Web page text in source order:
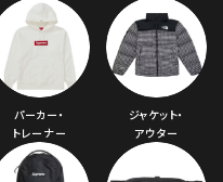
パーカー・
トレーナー
ジャケット・
アウター